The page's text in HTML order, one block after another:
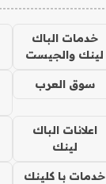
خدمات الباك
لينك والجيست
سوق العرب
اعلانات الباك
لينك
خدمات با كلينك